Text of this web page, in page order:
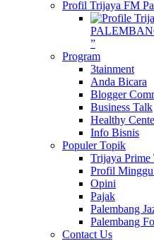
Profil Trijaya FM
”
Program
3tainment
Anda Bicara
Blogger
Business Talk
Healthy
Info Bisnis
Populer Topik
Trijaya Prime
Profil
Opini
Pajak
Palembang
Palembang
Contact Us